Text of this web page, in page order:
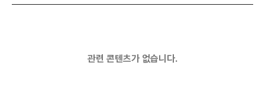
관련 콘텐츠가 없습니다.